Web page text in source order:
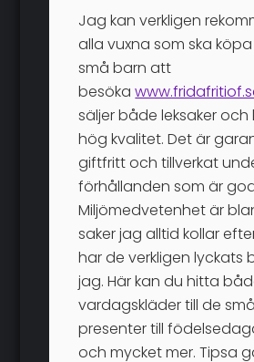
Jag kan verkligen
alla vuxna som ska köpa
små barn att
besöka
säljer både leksaker och
hög kvalitet. Det är
giftfritt och tillverkat
förhållanden som är
Miljömedvetenhet är
saker jag alltid kollar
har de verkligen lyckats
jag. Här kan du hitta
vardagskläder till de
presenter till
och mycket mer. Tipsa